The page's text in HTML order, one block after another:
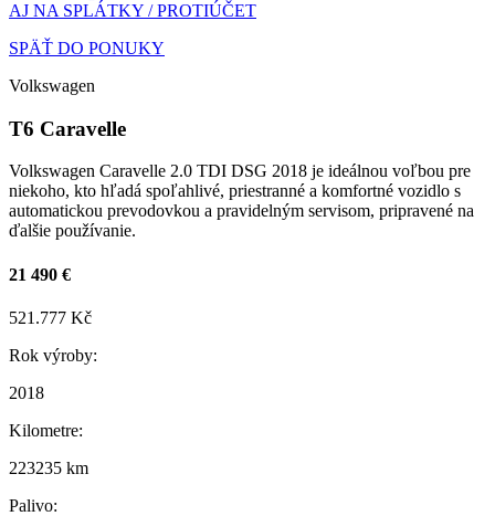
SPÄŤ DO PONUKY
Volkswagen
T6 Caravelle
Volkswagen Caravelle 2.0 TDI DSG 2018 je ideálnou voľbou pre
niekoho, kto hľadá spoľahlivé, priestranné a komfortné vozidlo s
automatickou prevodovkou a pravidelným servisom, pripravené na
ďalšie používanie.
21 490 €
521.777 Kč
Rok výroby:
2018
Kilometre:
223235 km
Palivo: